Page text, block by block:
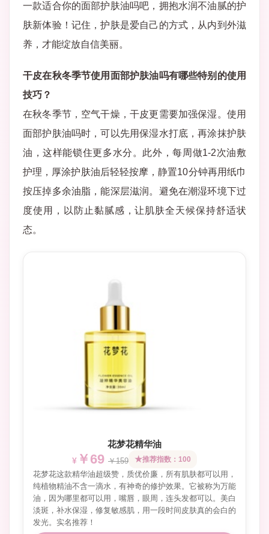
一款适合你的面部护肤油吗吧，拥抱水润不油腻的护
肤新体验！记住，护肤是爱自己的方式，从内到外滋
养，才能绽放自信美丽。
干皮在秋冬季节使用面部护肤油吗有哪些特别的使用
技巧？
在秋冬季节，空气干燥，干皮更需要加强保湿。使用
面部护肤油吗时，可以先用保湿水打底，再涂抹护肤
油，这样能锁住更多水分。此外，每周做1-2次油敷
护理，厚涂护肤油后轻轻按摩，静置10分钟再用纸巾
按压掉多余油脂，能深层滋润。避免在潮湿环境下过
度使用，以防止黏腻感，让肌肤全天候保持舒适状
态。
花梦花精华油
￥69 ￥159 推荐指数：100
花梦花这款精华油超级赞，质优价廉，所有肌肤都可以用，
纯植物精油不含一滴水，有神奇的修护效果。它被称为万能
油，因为哪里都可以用，嘴唇，眼周，连头发都可以。美白
淡斑，补水保湿，修复敏感肌，用一段时间皮肤真的会白的
发光。实名推荐！